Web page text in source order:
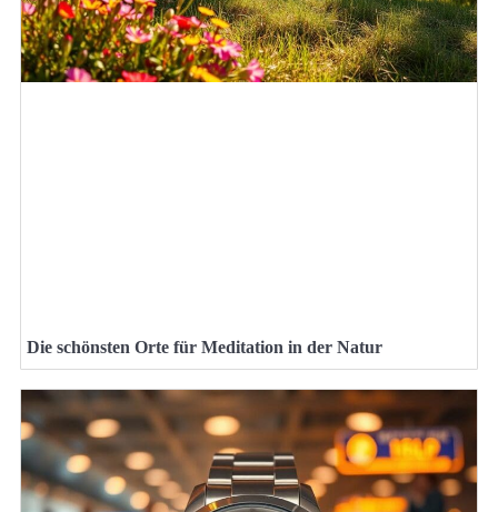
Die schönsten Orte für Meditation in der Natur